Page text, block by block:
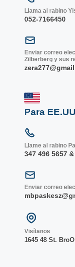
Llama al rabino
052-7166450
Enviar correo
Zilberberg y sus
Para
Llame al rabino
347 496 5657
Enviar correo
Visítanos
1645 48 St. Bro